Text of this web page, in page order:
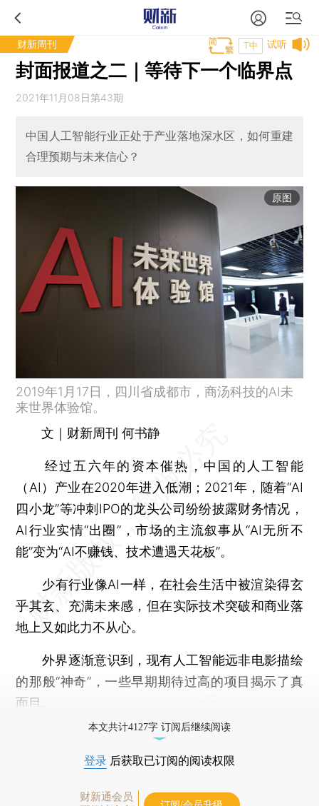
财新周刊 试听
T中
封面报道之二｜等待下一个临界点
2021年11月08日第43期
中国人工智能行业正处于产业落地深水区，如何重建
合理预期与未来信心？
原图
2019年1月17日，四川省成都市，商汤科技的AI未
来世界体验馆。
文｜财新周刊 何书静
经过五六年的资本催热，中国的人工智能
（AI）产业在2020年进入低潮；2021年，随着“AI
四小龙”等冲刺IPO的龙头公司纷纷披露财务情况，
AI行业实情“出圈”，市场的主流叙事从“AI无所不
能”变为“AI不赚钱、技术遭遇天花板”。
少有行业像AI一样，在社会生活中被渲染得玄
乎其玄、充满未来感，但在实际技术突破和商业落
地上又如此力不从心。
外界逐渐意识到，现有人工智能远非电影描绘
的那般“神奇”，一些早期期待过高的项目揭示了真
面目。
本文共计4127字 订阅后继续阅读
登录 后获取已订阅的阅读权限
财新通会员